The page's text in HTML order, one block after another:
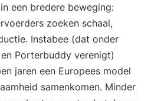
een bredere beweging:
zoeken schaal,
Instabee (dat onder
Porterbuddy verenigt)
jaren een Europees model
samenkomen. Minder